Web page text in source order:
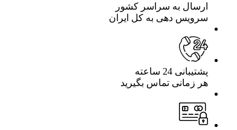
ارسال به سراسر کشور
سرویس دهی به کل ایران
پشتیبانی 24 ساعته
هر زمانی تماس بگیرید